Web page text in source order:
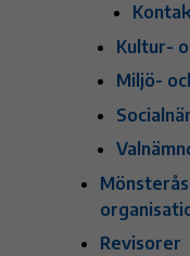
Kultur-
Miljö-
Revisorer